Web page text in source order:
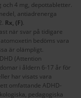
och 4 mg, depottabletter.
antiadrenerga
Rx, (F).
när svar på tidigare
bedöms vara
är olämpligt.
(Attention
i åldern 6-17 år för
har visats vara
omfattande ADHD-
pedagogiska